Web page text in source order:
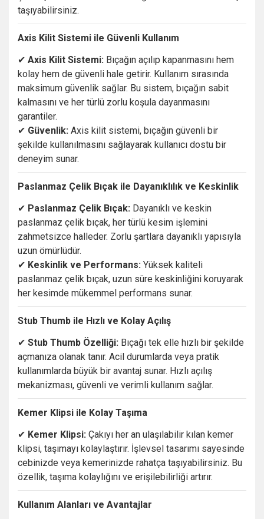
taşıyabilirsiniz.
Axis Kilit Sistemi ile Güvenli Kullanım
✔ Axis Kilit Sistemi: Bıçağın açılıp kapanmasını hem
kolay hem de güvenli hale getirir. Kullanım sırasında
maksimum güvenlik sağlar. Bu sistem, bıçağın sabit
kalmasını ve her türlü zorlu koşula dayanmasını
garantiler.
✔ Güvenlik: Axis kilit sistemi, bıçağın güvenli bir
şekilde kullanılmasını sağlayarak kullanıcı dostu bir
deneyim sunar.
Paslanmaz Çelik Bıçak ile Dayanıklılık ve Keskinlik
✔ Paslanmaz Çelik Bıçak: Dayanıklı ve keskin
paslanmaz çelik bıçak, her türlü kesim işlemini
zahmetsizce halleder. Zorlu şartlara dayanıklı yapısıyla
uzun ömürlüdür.
✔ Keskinlik ve Performans: Yüksek kaliteli
paslanmaz çelik bıçak, uzun süre keskinliğini koruyarak
her kesimde mükemmel performans sunar.
Stub Thumb ile Hızlı ve Kolay Açılış
✔ Stub Thumb Özelliği: Bıçağı tek elle hızlı bir şekilde
açmanıza olanak tanır. Acil durumlarda veya pratik
kullanımlarda büyük bir avantaj sunar. Hızlı açılış
mekanizması, güvenli ve verimli kullanım sağlar.
Kemer Klipsi ile Kolay Taşıma
✔ Kemer Klipsi: Çakıyı her an ulaşılabilir kılan kemer
klipsi, taşımayı kolaylaştırır. İşlevsel tasarımı sayesinde
cebinizde veya kemerinizde rahatça taşıyabilirsiniz. Bu
özellik, taşıma kolaylığını ve erişilebilirliği artırır.
Kullanım Alanları ve Avantajlar